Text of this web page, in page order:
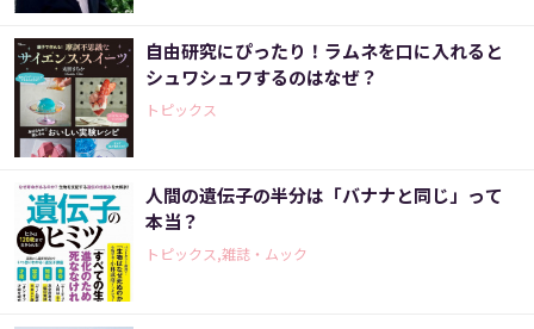
自由研究にぴったり！ラムネを口に入れると
シュワシュワするのはなぜ？
トピックス
人間の遺伝子の半分は「バナナと同じ」って
本当？
トピックス,雑誌・ムック